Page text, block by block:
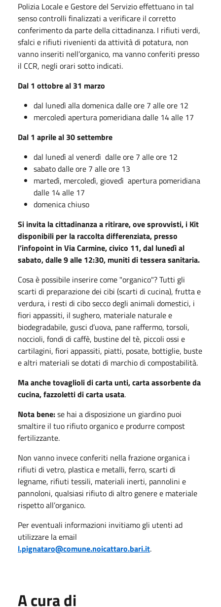
Polizia Locale e Gestore del Servizio effettuano in tal
senso controlli finalizzati a verificare il corretto
conferimento da parte della cittadinanza. I rifiuti verdi,
sfalci e rifiuti rivenienti da attività di potatura, non
vanno inseriti nell’organico, ma vanno conferiti presso
il CCR, negli orari sotto indicati.
Dal 1 ottobre al 31 marzo
dal lunedì alla domenica dalle ore 7 alle ore 12
mercoledì apertura pomeridiana dalle 14 alle 17
Dal 1 aprile al 30 settembre
dal lunedì al venerdì dalle ore 7 alle ore 12
sabato dalle ore 7 alle ore 13
martedì, mercoledì, giovedì apertura pomeridiana
dalle 14 alle 17
domenica chiuso
Si invita la cittadinanza a ritirare, ove sprovvisti, i Kit
disponibili per la raccolta differenziata, presso
l’infopoint in Via Carmine, civico 11, dal lunedì al
sabato, dalle 9 alle 12:30, muniti di tessera sanitaria.
Cosa è possibile inserire come "organico"? Tutti gli
scarti di preparazione dei cibi (scarti di cucina), frutta e
verdura, i resti di cibo secco degli animali domestici, i
fiori appassiti, il sughero, materiale naturale e
biodegradabile, gusci d’uova, pane raffermo, torsoli,
noccioli, fondi di caffè, bustine del tè, piccoli ossi e
cartilagini, fiori appassiti, piatti, posate, bottiglie, buste
e altri materiali se dotati di marchio di compostabilità.
Ma anche tovaglioli di carta unti, carta assorbente da
cucina, fazzoletti di carta usata.
Nota bene:se hai a disposizione un giardino puoi
smaltire il tuo rifiuto organico e produrre compost
fertilizzante.
Non vanno invece conferiti nella frazione organica i
rifiuti di vetro, plastica e metalli, ferro, scarti di
legname, rifiuti tessili, materiali inerti, pannolini e
pannoloni, qualsiasi rifiuto di altro genere e materiale
rispetto all’organico.
Per eventuali informazioni invitiamo gli utenti ad
utilizzare la email
l.pignataro@comune.noicattaro.bari.it.
A cura di